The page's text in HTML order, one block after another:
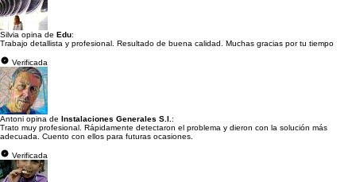
Silvia opina de Edu:
Trabajo detallista y profesional. Resultado de buena calidad. Muchas gracias por tu tiempo
Verificada
Antoni opina de Instalaciones Generales S.l. :
Trato muy profesional. Rápidamente detectaron el problema y dieron con la solución más
adecuada. Cuento con ellos para futuras ocasiones.
Verificada